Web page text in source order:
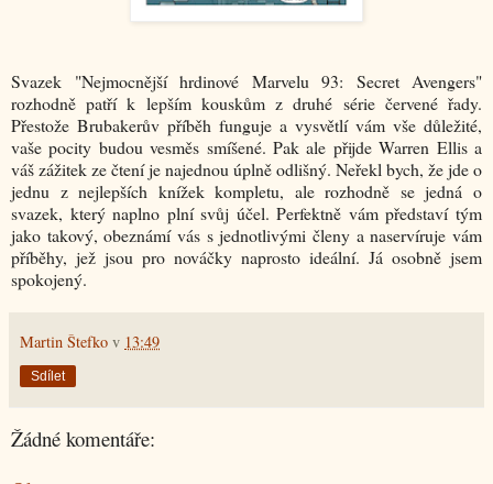
Svazek "Nejmocnější hrdinové Marvelu 93: Secret Avengers"
rozhodně patří k lepším kouskům z druhé série červené řady.
Přestože Brubakerův příběh funguje a vysvětlí vám vše důležité,
vaše pocity budou vesměs smíšené. Pak ale přijde Warren Ellis a
váš zážitek ze čtení je najednou úplně odlišný. Neřekl bych, že jde o
jednu z nejlepších knížek kompletu, ale rozhodně se jedná o
svazek, který naplno plní svůj účel. Perfektně vám představí tým
jako takový, obeznámí vás s jednotlivými členy a naservíruje vám
příběhy, jež jsou pro nováčky naprosto ideální. Já osobně jsem
spokojený.
Martin Štefko v 13:49
Sdílet
Žádné komentáře: